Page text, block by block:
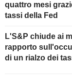
quattro mesi
tassi della Fed
L'S&P chiude ai
rapporto
di un rialzo dei